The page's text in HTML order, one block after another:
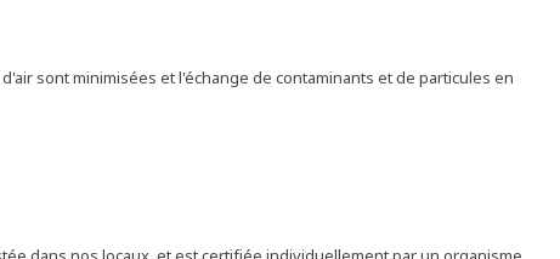
sont minimisées et l'échange de contaminants et de particules en